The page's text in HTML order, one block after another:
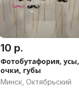
10 р.
Фотобутафория, усы,
очки, губы
Минск, Октябрьский